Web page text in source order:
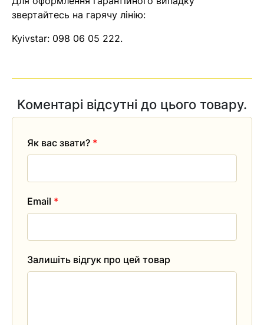
Помилка:Contact form не
знайдена.
звертайтесь на гарячу лінію:
Kyivstar: 098 06 05 222.
Коментарі відсутні до цього товару.
Залишіть відгук про цей товар
Як вас звати? *
Email *